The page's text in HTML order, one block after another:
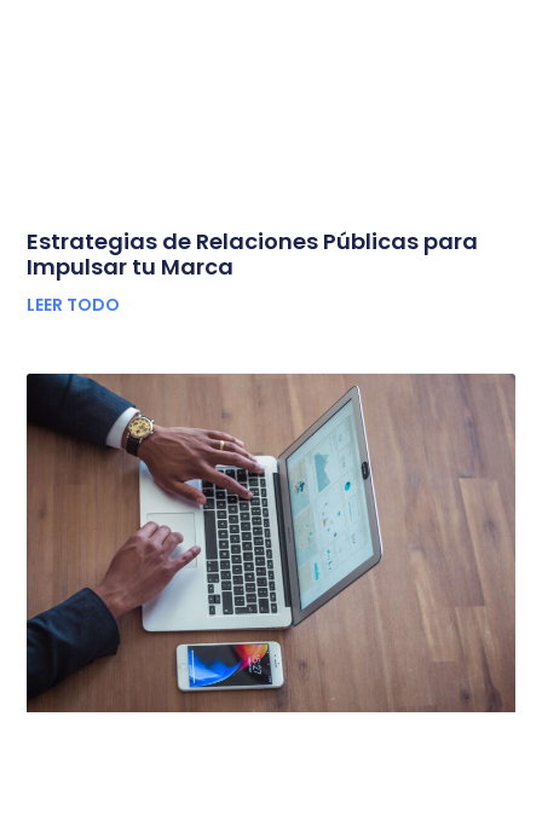
Estrategias de Relaciones Públicas para
Impulsar tu Marca
LEER TODO